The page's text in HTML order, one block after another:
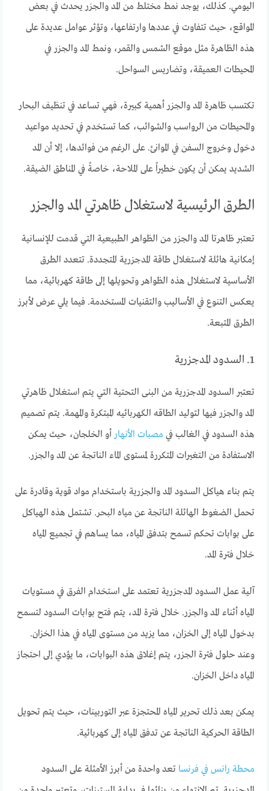
اليومي. كذلك، يوجد نمط مختلط من المد والجزر يحدث في بعض
المواقع، حيث تتفاوت في عددها وارتفاعها، وتؤثر عوامل عديدة على
هذه الظاهرة مثل موقع الشمس والقمر، ونمط المد والجزر في
المحيطات العميقة، وتضاريس السواحل.
تكتسب ظاهرة المد والجزر أهمية كبيرة، فهي تساعد في تنظيف البحار
والمحيطات من الرواسب والشوائب، كما تستخدم في تحديد مواعيد
دخول وخروج السفن في الموانئ. على الرغم من فوائدها، إلا أن المد
الشديد يمكن أن يكون خطيراً على الملاحة، خاصةً في المناطق الضيقة.
الطرق الرئيسية لاستغلال ظاهرتي المد والجزر
تعتبر ظاهرتا المد والجزر من الظواهر الطبيعية التي قدمت للإنسانية
إمكانية هائلة لاستغلال طاقة المدجزرية المتجددة. تتعدد الطرق
الأساسية لاستغلال هذه الظواهر وتحويلها إلى طاقة كهربائية، مما
يعكس التنوع في الأساليب والتقنيات المستخدمة. فيما يلي عرض لأبرز
الطرق المتبعة.
1. السدود المدجزرية
تعتبر السدود المدجزرية من البنى التحتية التي يتم استغلال ظاهرتي
المد والجزر فيها لتوليد الطاقه الكهربائيه المبتكرة والمهمة. يتم تصميم
هذه السدود في الغالب في مصبات الأنهارأو الخلجان، حيث يمكن
الاستفادة من التغيرات المتكررة لمستوى الماء الناتجة عن المد والجزر.
يتم بناء هياكل السدود المد والجزرية باستخدام مواد قوية وقادرة على
تحمل الضغوط الهائلة الناتجة عن مياه البحر. تشتمل هذه الهياكل
على بوابات تحكم تسمح بتدفق المياه، مما يساهم في تجميع المياه
خلال فترة المد.
آلية عمل السدود المدجزرية تعتمد على استخدام الفرق في مستويات
المياه أثناء المد والجزر. خلال فترة المد، يتم فتح بوابات السدود لتسمح
بدخول المياه إلى الخزان، مما يزيد من مستوى المياه في هذا الخزان.
وعند حلول فترة الجزر، يتم إغلاق هذه البوابات، ما يؤدي إلى احتجاز
المياه داخل الخزان.
يمكن بعد ذلك تحرير المياه المحتجزة عبر التوربينات، حيث يتم تحويل
الطاقة الحركية الناتجة عن تدفق المياه إلى كهربائية.
محطة رانس في فرنسا تعد واحدة من أبرز الأمثلة على السدود